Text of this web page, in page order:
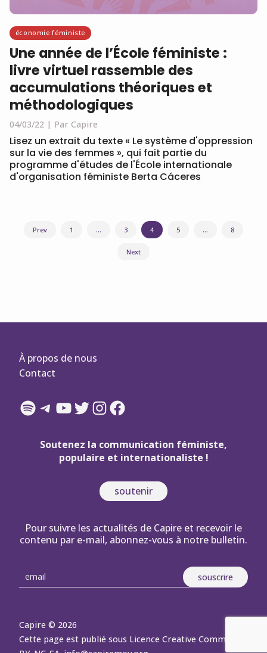
économie féministe
Une année de l’École féministe :
livre virtuel rassemble des
accumulations théoriques et
méthodologiques
04/03/22 Par Capire
Lisez un extrait du texte « Le système d'oppression
sur la vie des femmes », qui fait partie du
programme d'études de l'École internationale
d'organisation féministe Berta Cáceres
Navigation
Prev 1 … 3 4 5 … 8
Next
À propos de nous
Contact
Spotify
Telegram
YouTube
Twitter
Instagram
Facebook
Soutenez la communication féministe,
populaire et internationaliste !
soutenir
Pour suivre les actualités de Capire et recevoir le
contenu par e-mail, abonnez-vous à notre bulletin.
Capire © 2026
Cette page est publié sous Licence Creative Commons